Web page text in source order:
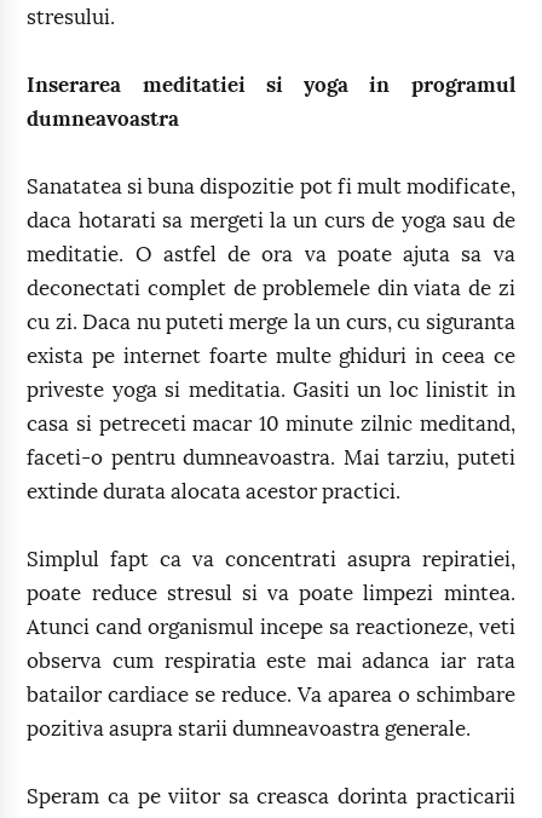
stresului.
Inserarea meditatiei si yoga in programul
dumneavoastra
Sanatatea si buna dispozitie pot fi mult modificate,
daca hotarati sa mergeti la un curs de yoga sau de
meditatie. O astfel de ora va poate ajuta sa va
deconectati complet de problemele din viata de zi
cu zi. Daca nu puteti merge la un curs, cu siguranta
exista pe internet foarte multe ghiduri in ceea ce
priveste yoga si meditatia. Gasiti un loc linistit in
casa si petreceti macar 10 minute zilnic meditand,
faceti-o pentru dumneavoastra. Mai tarziu, puteti
extinde durata alocata acestor practici.
Simplul fapt ca va concentrati asupra repiratiei,
poate reduce stresul si va poate limpezi mintea.
Atunci cand organismul incepe sa reactioneze, veti
observa cum respiratia este mai adanca iar rata
batailor cardiace se reduce. Va aparea o schimbare
pozitiva asupra starii dumneavoastra generale.
Speram ca pe viitor sa creasca dorinta practicarii